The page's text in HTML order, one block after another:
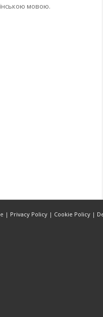
мовою.
| Privacy Policy | Cookie Policy |